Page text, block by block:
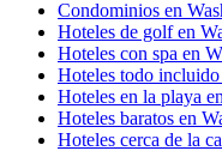
Condominios en
Hoteles de golf en
Hoteles con spa en
Hoteles todo
Hoteles en la playa
Hoteles baratos en
Hoteles cerca de la